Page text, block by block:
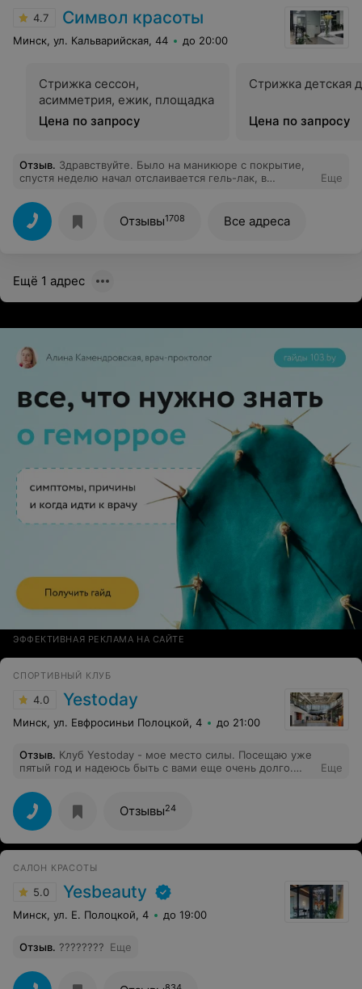
4.7 Символ красоты
Минск, ул. Кальварийская, 44 до 20:00
Стрижка сессон,
асимметрия, ежик, площадка
Цена по запросу
Стрижка детская
Цена по запросу
Отзыв. Здравствуйте. Было на маникюре с покрытие,
спустя неделю начал отслаивается гель-лак, в
приятно, когда спустя неделю нужно переделывать
ногти (
Еще
Отзывы1708 Все адреса
Ещё 1 адрес
ЭФФЕКТИВНАЯ РЕКЛАМА НА САЙТЕ
СПОРТИВНЫЙ КЛУБ
4.0 Yestoday
Минск, ул. Евфросиньи Полоцкой, 4 до 21:00
Отзыв. Клуб Yestoday - мое место силы. Посещаю уже
пятый год и надеюсь быть с вами еще очень долго.
мероприятий. Всем рекомендую
Еще
Отзывы24
САЛОН КРАСОТЫ
5.0 Yesbeauty
Минск, ул. Е. Полоцкой, 4 до 19:00
Отзыв. ???????? Еще